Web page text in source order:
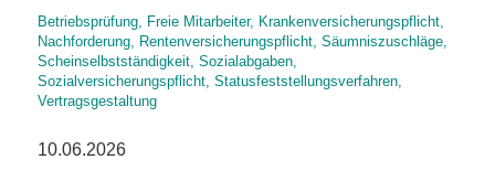
Betriebsprüfung, Freie Mitarbeiter, Krankenversicherungspflicht,
Nachforderung, Rentenversicherungspflicht, Säumniszuschläge,
Scheinselbstständigkeit, Sozialabgaben,
Sozialversicherungspflicht, Statusfeststellungsverfahren,
Vertragsgestaltung
10.06.2026